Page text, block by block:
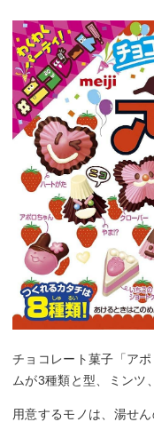
チョコレート菓子「ア
ムが3種類と型、ミンツ
用意するモノは、湯せ